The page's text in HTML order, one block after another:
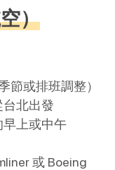
）
節或排班調整）
北出發
上或中午
或 Boeing